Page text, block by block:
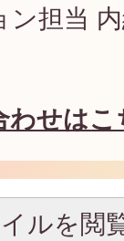
ン担当
わせは
ルを閲